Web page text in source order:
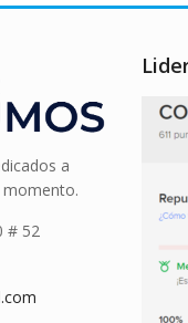
a
# 52